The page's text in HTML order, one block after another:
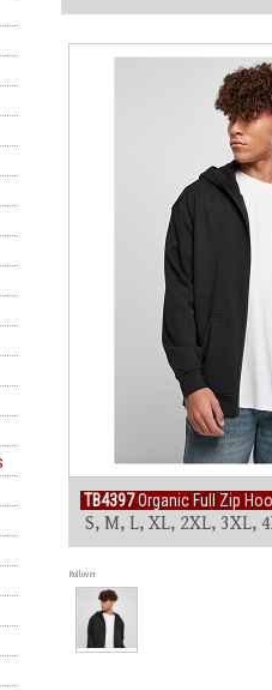
TB4397Organic Full Zip
S, M, L, XL, 2XL, 3XL,
Rollover